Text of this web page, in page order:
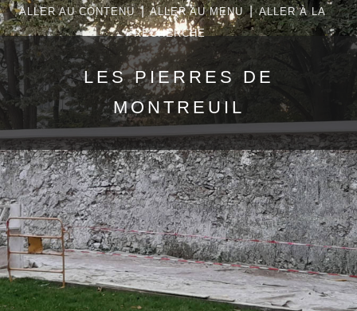
ALLER AU CONTENU | ALLER AU MENU | ALLER À LA
RECHERCHE
LES PIERRES DE
MONTREUIL